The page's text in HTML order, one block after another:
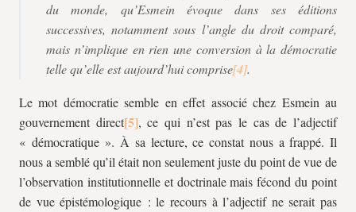
du monde, qu’Esmein évoque dans ses éditions
successives, notamment sous l’angle du droit comparé,
mais n’implique en rien une conversion à la démocratie
telle qu’elle est aujourd’hui comprise
.
Le mot démocratie semble en effet associé chez Esmein au
gouvernement direct
, ce qui n’est pas le cas de l’adjectif
« démocratique ». À sa lecture, ce constat nous a frappé. Il
nous a semblé qu’il était non seulement juste du point de vue de
l’observation institutionnelle et doctrinale mais fécond du point
de vue épistémologique : le recours à l’adjectif ne serait pas